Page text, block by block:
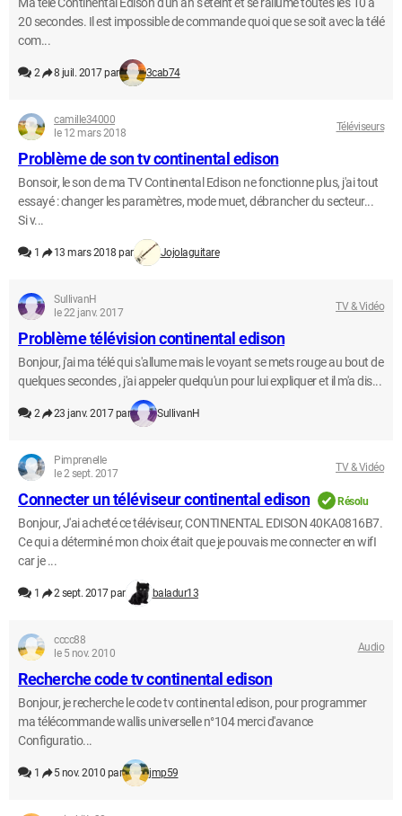
20 secondes. Il est impossible de commande quoi que se soit avec la télé
com...
2 8 juil. 2017 par 3cab74
camille34000
le 12 mars 2018
Téléviseurs
Problème de son tv continental edison
Bonsoir, le son de ma TV Continental Edison ne fonctionne plus, j'ai tout
essayé : changer les paramètres, mode muet, débrancher du secteur...
Si v...
1 13 mars 2018 par Jojolaguitare
SullivanH
le 22 janv. 2017
TV & Vidéo
Problème télévision continental edison
Bonjour, j'ai ma télé qui s'allume mais le voyant se mets rouge au bout de
quelques secondes , j'ai appeler quelqu'un pour lui expliquer et il m'a dis...
2 23 janv. 2017 par SullivanH
Pimprenelle
le 2 sept. 2017
TV & Vidéo
Connecter un téléviseur continental edison Résolu
Bonjour, J'ai acheté ce téléviseur, CONTINENTAL EDISON 40KA0816B7.
Ce qui a déterminé mon choix était que je pouvais me connecter en wifI
car je ...
1 2 sept. 2017 par baladur13
cccc88
le 5 nov. 2010
Audio
Recherche code tv continental edison
Bonjour, je recherche le code tv continental edison, pour programmer
ma télécommande wallis universelle n°104 merci d'avance
Configuratio...
1 5 nov. 2010 par jmp59